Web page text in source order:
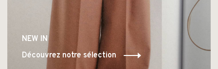
NEW IN
Découvrez notre sélection